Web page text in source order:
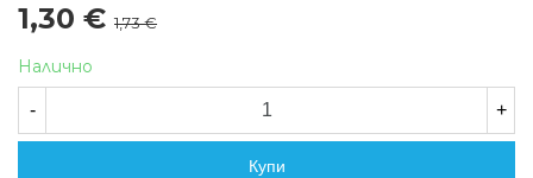
1,30 € 1,73 €
Налично
- +
Купи